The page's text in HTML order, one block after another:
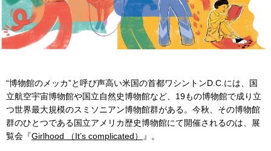
“博物館のメッカ”と呼び声高い米国の首都ワシントンD.C.には、国
立航空宇宙博物館や国立自然史博物館など、19もの博物館で成り立
つ世界最大規模のスミソニアン博物館群がある。今秋、その博物館
群のひとつである国立アメリカ歴史博物館にて開催されるのは、展
覧会『Girlhood （It’s complicated） 』。